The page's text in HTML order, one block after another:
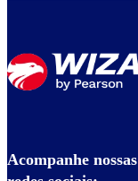
Acompanhe nossas